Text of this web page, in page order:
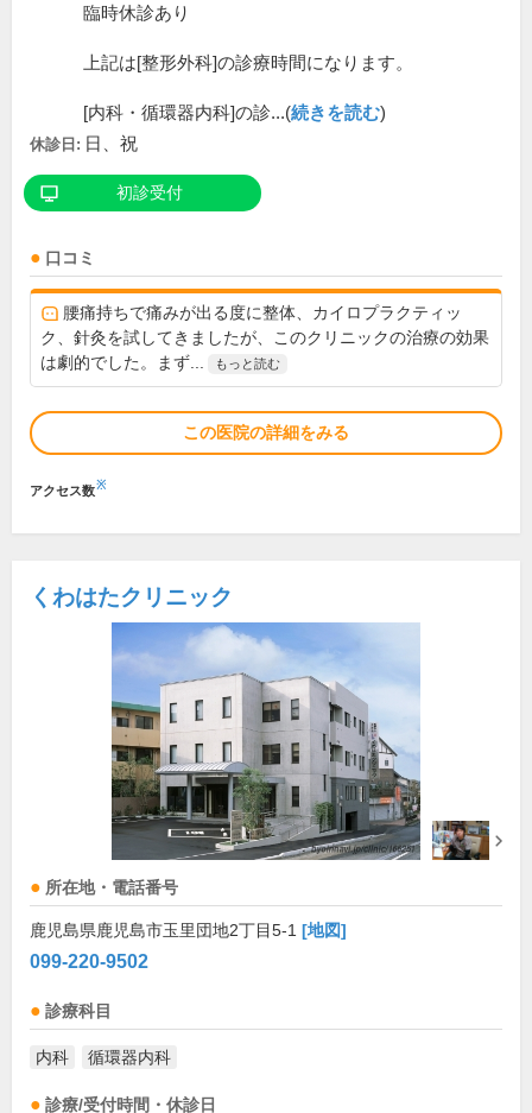
臨時休診あり
上記は[整形外科]の診療時間になります。
[内科・循環器内科]の診...(続きを読む)
休診日: 日、祝
初診受付
口コミ
腰痛持ちで痛みが出る度に整体、カイロプラクティッ
ク、針灸を試してきましたが、このクリニックの治療の効果
は劇的でした。まず...
もっと読む
この医院の詳細をみる
アクセス数※
くわはたクリニック
所在地・電話番号
鹿児島県鹿児島市玉里団地2丁目5-1 [地図]
099-220-9502
診療科目
内科 循環器内科
診療/受付時間・休診日